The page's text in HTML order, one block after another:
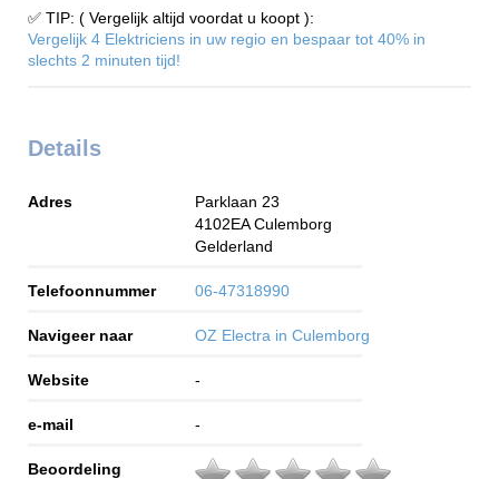
✅ TIP: ( Vergelijk altijd voordat u koopt ):
Vergelijk 4 Elektriciens in uw regio en bespaar tot 40% in
slechts 2 minuten tijd!
Details
Adres
Parklaan 23
4102EA Culemborg
Gelderland
Telefoonnummer 06-47318990
Navigeer naar OZ Electra in Culemborg
Website -
e-mail -
Beoordeling